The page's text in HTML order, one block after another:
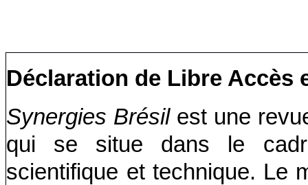
Déclaration de Libre Accès
Synergies Brésil est une
qui se situe dans le
scientifique et technique. Le